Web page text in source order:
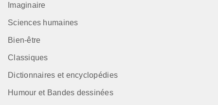
Imaginaire
Sciences humaines
Bien-être
Classiques
Dictionnaires et encyclopédies
Humour et Bandes dessinées